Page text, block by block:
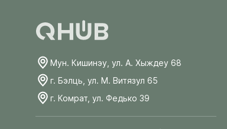
Мун. Кишинэу, ул. А. Хыждеу 68
г. Бэлць, ул. М. Витязул 65
г. Комрат, ул. Федько 39